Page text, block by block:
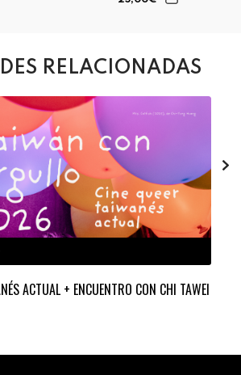
RELACIONADAS
ACTUAL + ENCUENTRO CON CHI TAWEI